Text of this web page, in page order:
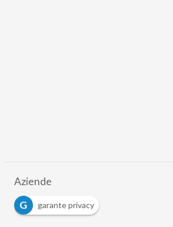
Aziende
G
garante privacy